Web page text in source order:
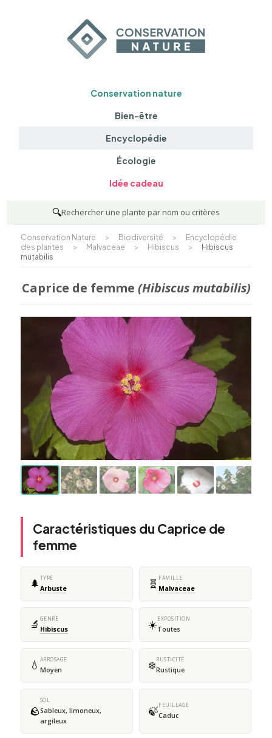
Conservation nature
Bien-être
Encyclopédie
Écologie
Idée cadeau
🔍Rechercher une plante par nom ou critères
Conservation Nature > Biodiversité >
Encyclopédie
des plantes
> Malvaceae > Hibiscus >
Hibiscus
mutabilis
Caprice de femme (Hibiscus mutabilis)
Caractéristiques du Caprice de
femme
🌲 TYPE
Arbuste 🧬 FAMILLE
Malvaceae
🔬 GENRE
Hibiscus ☀️EXPOSITION
Toutes
💧 ARROSAGE
Moyen ❄️RUSTICITÉ
Rustique
🪨
SOL
Sableux, limoneux,
argileux
🍃FEUILLAGE
Caduc